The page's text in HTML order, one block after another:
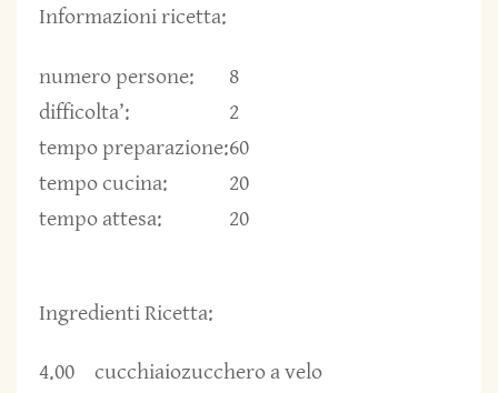
Informazioni ricetta:
numero persone:
8
difficolta’:
2
tempo preparazione:60
tempo cucina:
20
tempo attesa:
20
Ingredienti Ricetta:
4.00 cucchiaiozucchero a velo